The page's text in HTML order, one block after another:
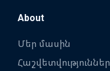
About
Մեր մասին
Հաշվետվություններ